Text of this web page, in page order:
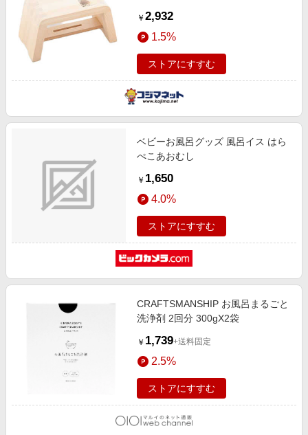
￥ 2,932
1.5%
ストアにすすむ
ベビーお風呂グッズ 風呂イス はら
ぺこあおむし
￥ 1,650
4.0%
ストアにすすむ
CRAFTSMANSHIP お風呂まるごと
洗浄剤 2回分 300gX2袋
￥ 1,739+送料固定
2.5%
ストアにすすむ